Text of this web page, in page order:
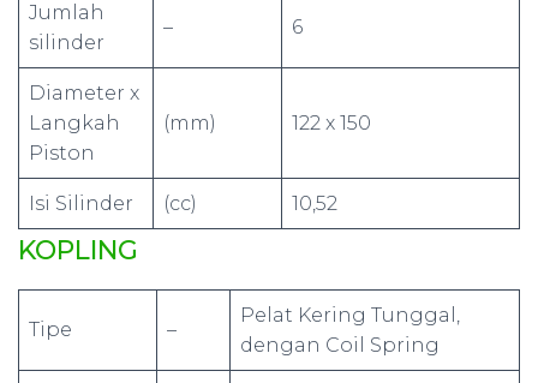
Jumlah
silinder
– 6
Diameter x
Langkah
Piston
(mm) 122 x 150
Isi Silinder (cc) 10,52
KOPLING
Tipe –
Pelat Kering Tunggal,
dengan Coil Spring